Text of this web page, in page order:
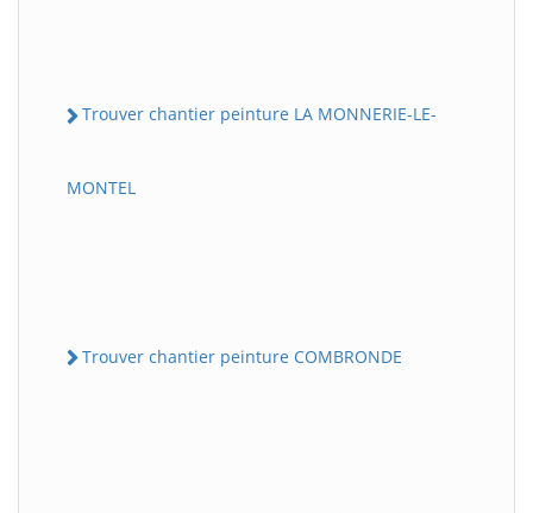
Trouver chantier peinture LA MONNERIE-LE-
MONTEL
Trouver chantier peinture COMBRONDE